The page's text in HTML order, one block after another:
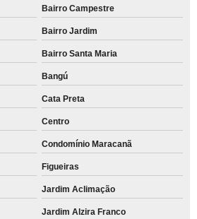
Bairro Campestre
Bairro Jardim
Bairro Santa Maria
Bangú
Cata Preta
Centro
Condomínio Maracanã
Figueiras
Jardim Aclimação
Jardim Alzira Franco